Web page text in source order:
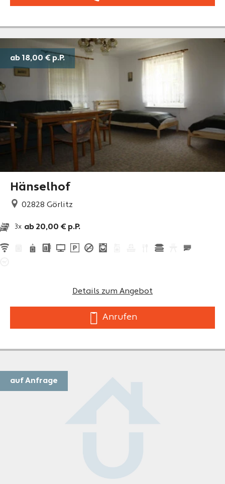
Hänselhof
02828 Görlitz
3x ab 20,00 € p.P.
Details zum Angebot
Anrufen
ab 18,00 € p.P.
auf Anfrage